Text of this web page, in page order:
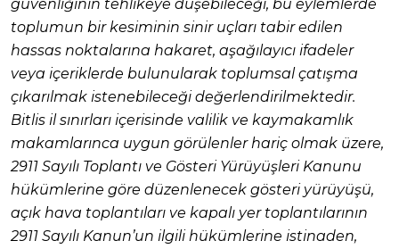
güvenliğinin tehlikeye düşebileceği, bu eylemlerde
toplumun bir kesiminin sinir uçları tabir edilen
hassas noktalarına hakaret, aşağılayıcı ifadeler
veya içeriklerde bulunularak toplumsal çatışma
çıkarılmak istenebileceği değerlendirilmektedir.
Bitlis il sınırları içerisinde valilik ve kaymakamlık
makamlarınca uygun görülenler hariç olmak üzere,
2911 Sayılı Toplantı ve Gösteri Yürüyüşleri Kanunu
hükümlerine göre düzenlenecek gösteri yürüyüşü,
açık hava toplantıları ve kapalı yer toplantılarının
2911 Sayılı Kanun’un ilgili hükümlerine istinaden,